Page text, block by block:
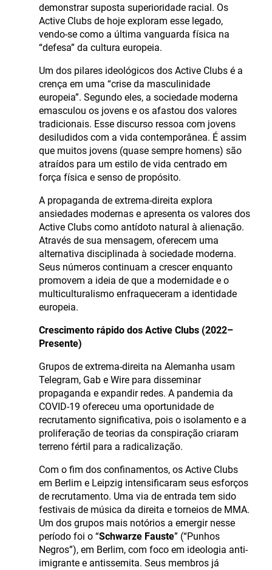
demonstrar suposta superioridade racial. Os
Active Clubs de hoje exploram esse legado,
vendo-se como a última vanguarda física na
“defesa” da cultura europeia.
Um dos pilares ideológicos dos Active Clubs é a
crença em uma “crise da masculinidade
europeia”. Segundo eles, a sociedade moderna
emasculou os jovens e os afastou dos valores
tradicionais. Esse discurso ressoa com jovens
desiludidos com a vida contemporânea. É assim
que muitos jovens (quase sempre homens) são
atraídos para um estilo de vida centrado em
força física e senso de propósito.
A propaganda de extrema-direita explora
ansiedades modernas e apresenta os valores dos
Active Clubs como antídoto natural à alienação.
Através de sua mensagem, oferecem uma
alternativa disciplinada à sociedade moderna.
Seus números continuam a crescer enquanto
promovem a ideia de que a modernidade e o
multiculturalismo enfraqueceram a identidade
europeia.
Crescimento rápido dos Active Clubs (2022–
Presente)
Grupos de extrema-direita na Alemanha usam
Telegram, Gab e Wire para disseminar
propaganda e expandir redes. A pandemia da
COVID-19 ofereceu uma oportunidade de
recrutamento significativa, pois o isolamento e a
proliferação de teorias da conspiração criaram
terreno fértil para a radicalização.
Com o fim dos confinamentos, os Active Clubs
em Berlim e Leipzig intensificaram seus esforços
de recrutamento. Uma via de entrada tem sido
festivais de música da direita e torneios de MMA.
Um dos grupos mais notórios a emergir nesse
período foi o “Schwarze Fauste” (“Punhos
Negros”), em Berlim, com foco em ideologia anti-
imigrante e antissemita. Seus membros já